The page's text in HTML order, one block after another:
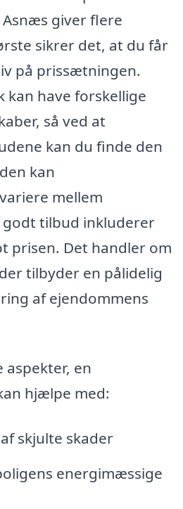
giver flere
sikrer det, at du får
på prissætningen.
kan have forskellige
så ved at
kan du finde den
kan
mellem
tilbud inkluderer
prisen. Det handler om
tilbyder en pålidelig
af ejendommens
aspekter, en
hjælpe med:
skjulte skader
energimæssige